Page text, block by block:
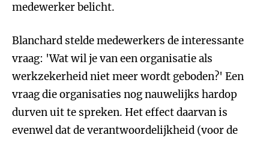
medewerker belicht.
Blanchard stelde medewerkers de interessante
vraag: 'Wat wil je van een organisatie als
werkzekerheid niet meer wordt geboden?' Een
vraag die organisaties nog nauwelijks hardop
durven uit te spreken. Het effect daarvan is
evenwel dat de verantwoordelijkheid (voor de